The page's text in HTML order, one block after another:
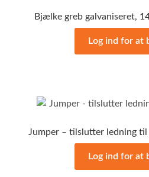
Bjælke greb galvaniseret,
Log ind for at
Jumper – tilslutter ledning
Log ind for at